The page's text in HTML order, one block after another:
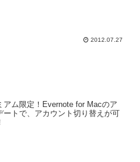
2012.07.27
アム限定！Evernote for Macのア
ートで、アカウント切り替えが可